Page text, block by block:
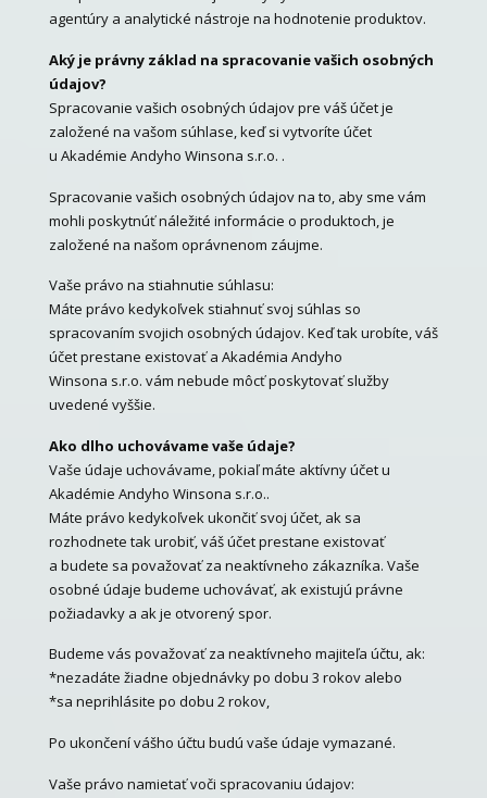
agentúry a analytické nástroje na hodnotenie produktov.
Aký je právny základ na spracovanie vašich osobných
údajov?
Spracovanie vašich osobných údajov pre váš účet je
založené na vašom súhlase, keď si vytvoríte účet
u Akadémie Andyho Winsona s.r.o. .
Spracovanie vašich osobných údajov na to, aby sme vám
mohli poskytnúť náležité informácie o produktoch, je
založené na našom oprávnenom záujme.
Vaše právo na stiahnutie súhlasu:
Máte právo kedykoľvek stiahnuť svoj súhlas so
spracovaním svojich osobných údajov. Keď tak urobíte, váš
účet prestane existovať a Akadémia Andyho
Winsona s.r.o. vám nebude môcť poskytovať služby
uvedené vyššie.
Ako dlho uchovávame vaše údaje?
Vaše údaje uchovávame, pokiaľ máte aktívny účet u
Akadémie Andyho Winsona s.r.o..
Máte právo kedykoľvek ukončiť svoj účet, ak sa
rozhodnete tak urobiť, váš účet prestane existovať
a budete sa považovať za neaktívneho zákazníka. Vaše
osobné údaje budeme uchovávať, ak existujú právne
požiadavky a ak je otvorený spor.
Budeme vás považovať za neaktívneho majiteľa účtu, ak:
*nezadáte žiadne objednávky po dobu 3 rokov alebo
*sa neprihlásite po dobu 2 rokov,
Po ukončení vášho účtu budú vaše údaje vymazané.
Vaše právo namietať voči spracovaniu údajov: